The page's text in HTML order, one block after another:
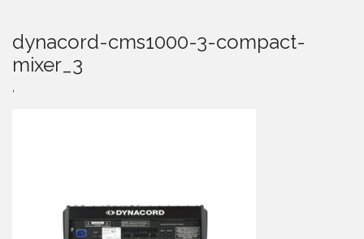
dynacord-cms1000-3-compact-
mixer_3